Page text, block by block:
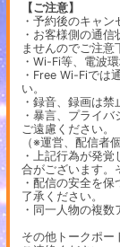
【ご注意】
・予約後のキャン
・お客様側の通
ませんのでご注意
・Wi-Fi等、電波
・Free Wi-Fiでは
い。
・録音、録画は禁
・暴言、プライ
ご遠慮ください。
（※運営、配信者
・上記行為が発
合がございます。
・配信の安全を
了承ください。
・同一人物の複数
その他トークポー